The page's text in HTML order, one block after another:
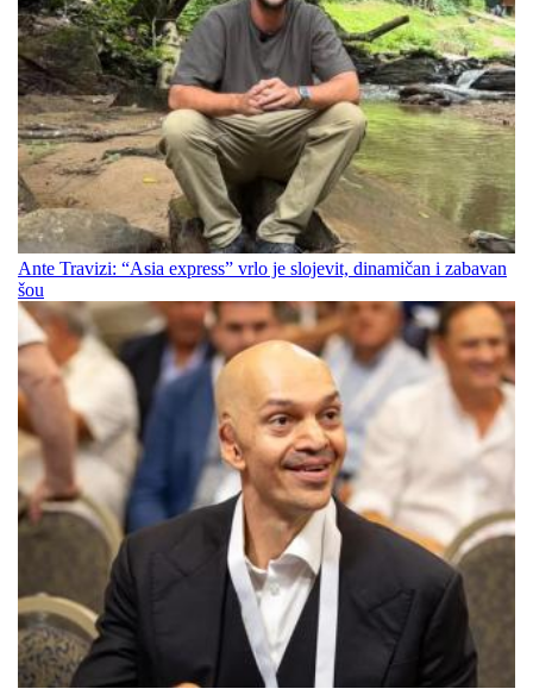
Ante Travizi: “Asia express” vrlo je slojevit, dinamičan i zabavan
šou